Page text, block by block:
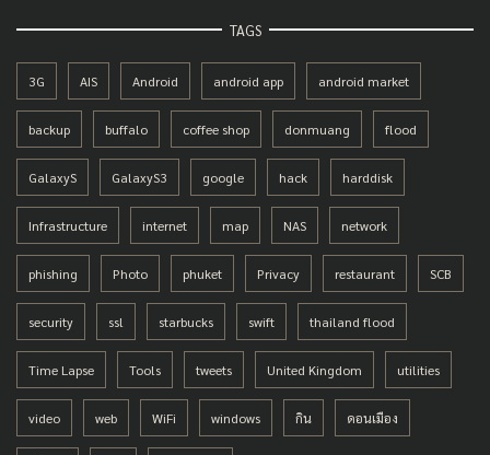
TAGS
3G AIS Android android app android market
backup buffalo coffee shop donmuang flood
GalaxyS GalaxyS3 google hack harddisk
Infrastructure internet map NAS network
phishing Photo phuket Privacy restaurant SCB
security ssl starbucks swift thailand flood
Time Lapse Tools tweets United Kingdom utilities
video web WiFi windows กิน ดอนเมือง